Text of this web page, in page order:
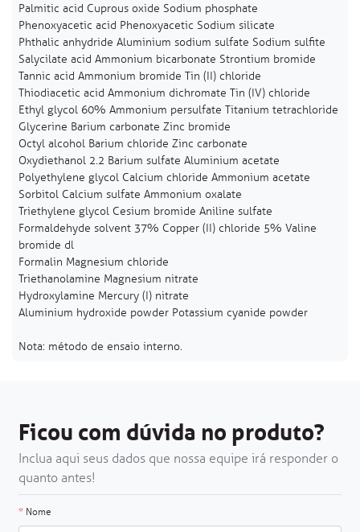
Palmitic acid Cuprous oxide Sodium phosphate
Phenoxyacetic acid Phenoxyacetic Sodium silicate
Phthalic anhydride Aluminium sodium sulfate Sodium sulfite
Salycilate acid Ammonium bicarbonate Strontium bromide
Tannic acid Ammonium bromide Tin (II) chloride
Thiodiacetic acid Ammonium dichromate Tin (IV) chloride
Ethyl glycol 60% Ammonium persulfate Titanium tetrachloride
Glycerine Barium carbonate Zinc bromide
Octyl alcohol Barium chloride Zinc carbonate
Oxydiethanol 2.2 Barium sulfate Aluminium acetate
Polyethylene glycol Calcium chloride Ammonium acetate
Sorbitol Calcium sulfate Ammonium oxalate
Triethylene glycol Cesium bromide Aniline sulfate
Formaldehyde solvent 37% Copper (II) chloride 5% Valine
bromide dl
Formalin Magnesium chloride
Triethanolamine Magnesium nitrate
Hydroxylamine Mercury (I) nitrate
Aluminium hydroxide powder Potassium cyanide powder
Nota: método de ensaio interno.
Ficou com dúvida no produto?
Inclua aqui seus dados que nossa equipe irá responder o
quanto antes!
* Nome